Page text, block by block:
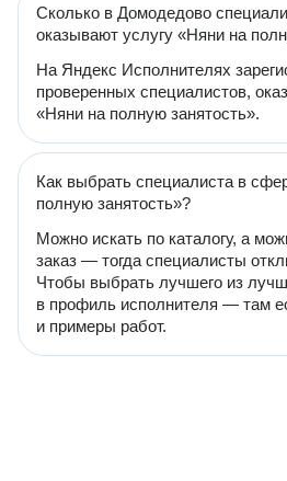
Сколько в Домодедово
оказывают услугу «Няни на
На Яндекс Исполнителях
проверенных специалистов,
«Няни на полную занятость».
Как выбрать специалиста в
полную занятость»?
Можно искать по каталогу, а
заказ — тогда специалисты
Чтобы выбрать лучшего из
в профиль исполнителя — там
и примеры работ.